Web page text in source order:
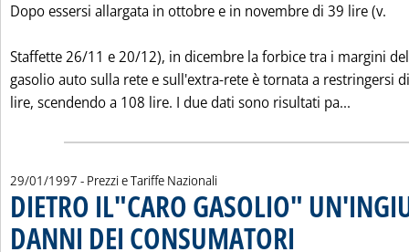
Dopo essersi allargata in ottobre e in novembre di 39 lire (v.
Staffette 26/11 e 20/12), in dicembre la forbice tra i margini del
gasolio auto sulla rete e sull'extra-rete è tornata a restringersi
lire, scendendo a 108 lire. I due dati sono risultati pa...
29/01/1997 - Prezzi e Tariffe Nazionali
DIETRO IL"CARO GASOLIO"
DANNI DEI CONSUMATORI